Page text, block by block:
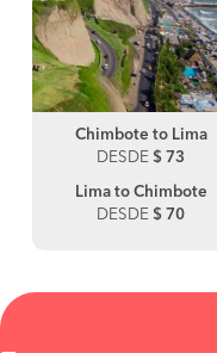
Chimbote to Lima
DESDE $ 73
Lima to Chimbote
DESDE $ 70